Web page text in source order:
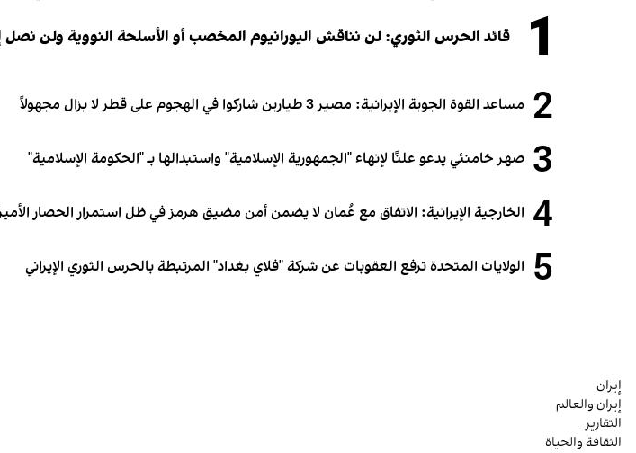
1 قائد الحرس الثوري: لن نناقش اليورانيوم المخصب أو الأسلحة النووية ولن نصل
2 مساعد القوة الجوية الإيرانية: مصير 3 طيارين شاركوا في الهجوم على قطر لا يزال مجهولاً
3 صهر خامنئي يدعو علنًا لإنهاء "الجمهورية الإسلامية" واستبدالها بـ "الحكومة الإسلامية"
4 الخارجية الإيرانية: الاتفاق مع عُمان لا يضمن أمن مضيق هرمز في ظل استمرار الحصار
5 الولايات المتحدة ترفع العقوبات عن شركة "فلاي بغداد" المرتبطة بالحرس الثوري الإيراني
إيران
إيران والعالم
التقارير
الثقافة والحياة